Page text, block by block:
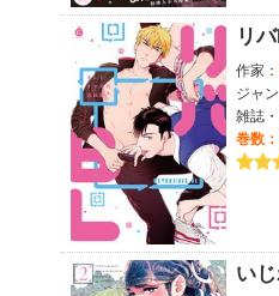
リ
作家：
ジャ
雑誌
巻数：
い